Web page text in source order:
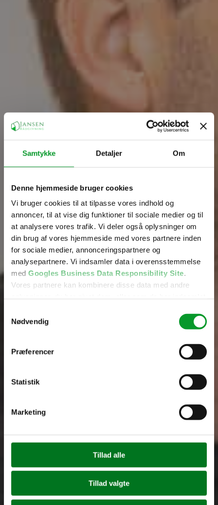
Samtykke Detaljer Om
Denne hjemmeside bruger cookies
Vi bruger cookies til at tilpasse vores indhold og
annoncer, til at vise dig funktioner til sociale medier og til
at analysere vores trafik. Vi deler også oplysninger om
din brug af vores hjemmeside med vores partnere inden
for sociale medier, annonceringspartnere og
analysepartnere. Vi indsamler data i overensstemmelse
med Googles Business Data Responsibility Site.
Vores partnere kan kombinere disse data med andre
Nødvendig
Præferencer
Statistik
Marketing
Tillad alle
Tillad valgte
Fjern